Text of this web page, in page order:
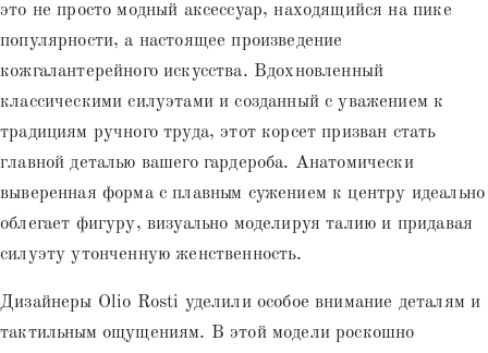
это не просто модный аксессуар, находящийся на пике
популярности, а настоящее произведение
кожгалантерейного искусства. Вдохновленный
классическими силуэтами и созданный с уважением к
традициям ручного труда, этот корсет призван стать
главной деталью вашего гардероба. Анатомически
выверенная форма с плавным сужением к центру идеально
облегает фигуру, визуально моделируя талию и придавая
силуэту утонченную женственность.
Дизайнеры Olio Rosti уделили особое внимание деталям и
тактильным ощущениям. В этой модели роскошно